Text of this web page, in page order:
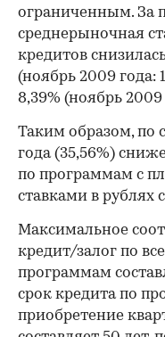
ограниченным. За
среднерыночная
кредитов
(ноябрь 2009 года:
8,39% (ноябрь 2009
Таким образом, по
года (35,56%)
по программам с
ставками в рублях
Максимальное
кредит/залог по
программам
срок кредита по
приобретение